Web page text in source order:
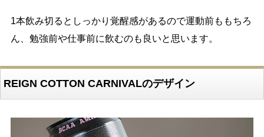
1本飲み切るとしっかり覚醒感があるので運動前ももちろ
ん、勉強前や仕事前に飲むのも良いと思います。
REIGN COTTON CARNIVALのデザイン